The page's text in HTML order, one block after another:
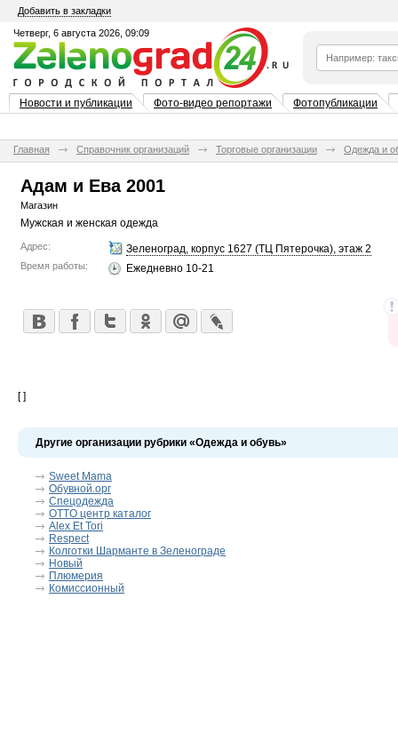
Добавить в закладки
Четверг, 6 августа 2026, 09:09
Новости и публикации Фото-видео репортажи Фотопубликации
Главная Справочник организаций Торговые организации Одежда и
Адам и Ева 2001
Магазин
Мужская и женская одежда
Адрес: Зеленоград, корпус 1627 (ТЦ Пятерочка), этаж 2
Время работы: Ежедневно 10-21
[ ]
Другие организации рубрики «Одежда и обувь»
Sweet Mama
Обувной.орг
Спецодежда
OTTO центр каталог
Alex Et Tori
Respect
Колготки Шарманте в Зеленограде
Новый
Плюмерия
Комиссионный